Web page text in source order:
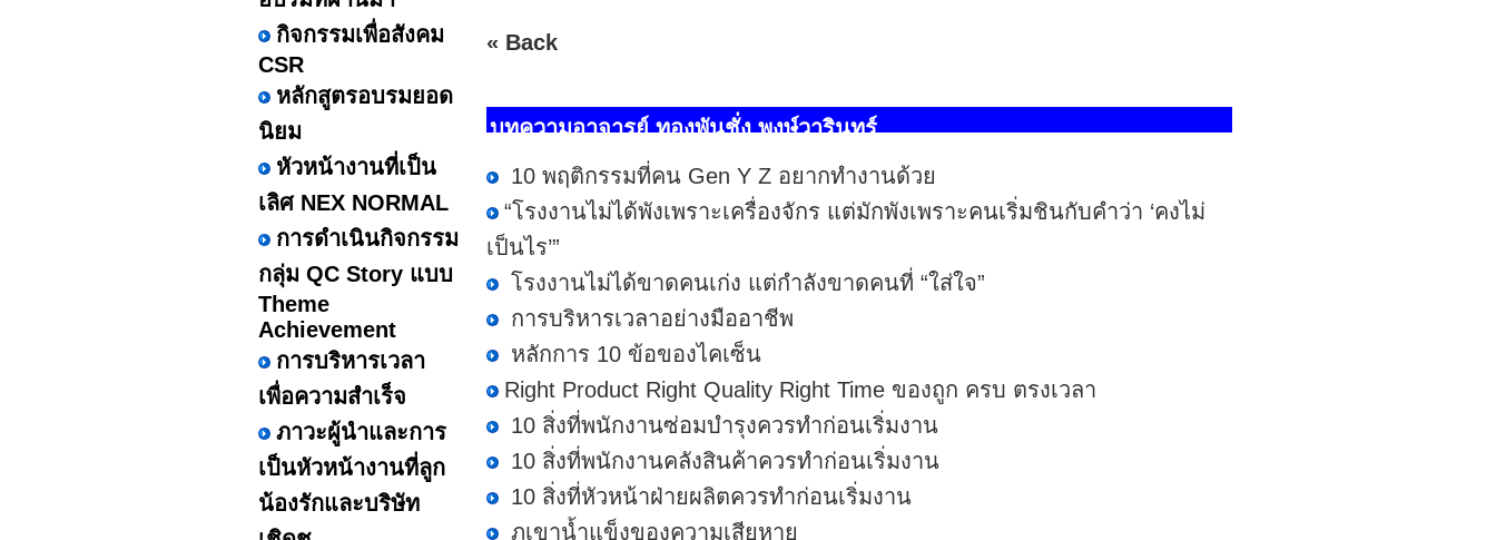
กิจกรรมเพื่อสังคม
CSR
หลักสูตรอบรมยอด
นิยม
หัวหน้างานที่เป็น
เลิศ NEX NORMAL
การดำเนินกิจกรรม
กลุ่ม QC Story แบบ
Theme
Achievement
การบริหารเวลา
เพื่อความสำเร็จ
ภาวะผู้นำและการ
เป็นหัวหน้างานที่ลูก
น้องรักและบริษัท
« Back
บทความอาจารย์ ทองพันชั่ง พงษ์วารินทร์
10 พฤติกรรมที่คน Gen Y Z อยากทำงานด้วย
“โรงงานไม่ได้พังเพราะเครื่องจักร แต่มักพังเพราะคนเริ่มชินกับคำว่า ‘คงไม่
เป็นไร’”
โรงงานไม่ได้ขาดคนเก่ง แต่กำลังขาดคนที่ “ใส่ใจ”
การบริหารเวลาอย่างมืออาชีพ
หลักการ 10 ข้อของไคเซ็น
Right Product Right Quality Right Time ของถูก ครบ ตรงเวลา
10 สิ่งที่พนักงานซ่อมบำรุงควรทำก่อนเริ่มงาน
10 สิ่งที่พนักงานคลังสินค้าควรทำก่อนเริ่มงาน
10 สิ่งที่หัวหน้าฝ่ายผลิตควรทำก่อนเริ่มงาน
ภูเขาน้ำแข็งของความเสียหาย